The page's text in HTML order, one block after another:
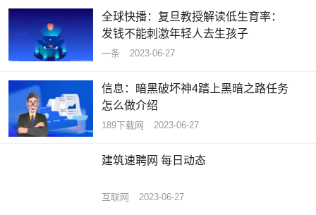
全球快播：复旦教授解读低生育率：
发钱不能刺激年轻人去生孩子
一条 2023-06-27
信息：暗黑破坏神4踏上黑暗之路任务
怎么做介绍
189下载网 2023-06-27
建筑速聘网 每日动态
互联网 2023-06-27